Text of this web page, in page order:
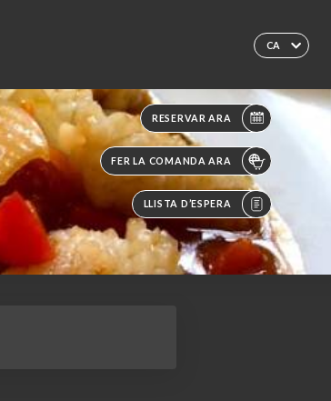
CA
RESERVAR ARA
FER LA COMANDA ARA
LLISTA D’ESPERA